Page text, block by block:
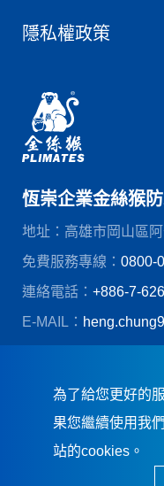
隱私權政策
恆崇企業金絲猴
地址：高雄市岡山區
免費服務專線： 0800-
連絡電話： +886-7-
E-MAIL：
為了給您更好的
果您繼續使用我
站的cookies。